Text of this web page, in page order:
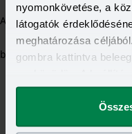
nyomonkövetése, a
látogatók
meghatározása
gombra kattintva
megváltoztathatod.
Application error: a client-
browser console for more